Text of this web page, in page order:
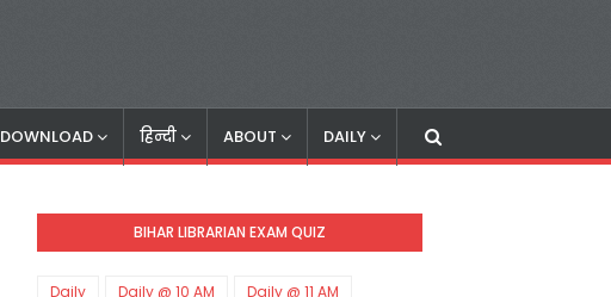
DOWNLOAD हिन्दी ABOUT DAILY
BIHAR LIBRARIAN EXAM QUIZ
Daily Daily @ 10 AM
Daily @ 11 AM